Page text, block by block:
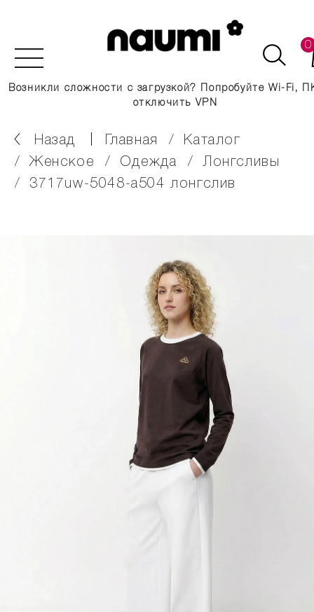
0
Возникли сложности с загрузкой? Попробуйте Wi-Fi,
отключить VPN
Назад главная
каталог
женское
одежда
лонгсливы
3717uw-5048-a504 лонгслив